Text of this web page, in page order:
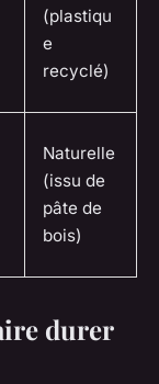
(plastiqu
e
recyclé)
Naturelle
(issu de
pâte de
bois)
durer